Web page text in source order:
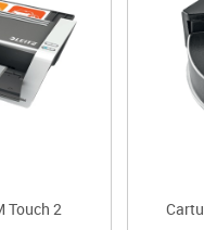
Touch 2